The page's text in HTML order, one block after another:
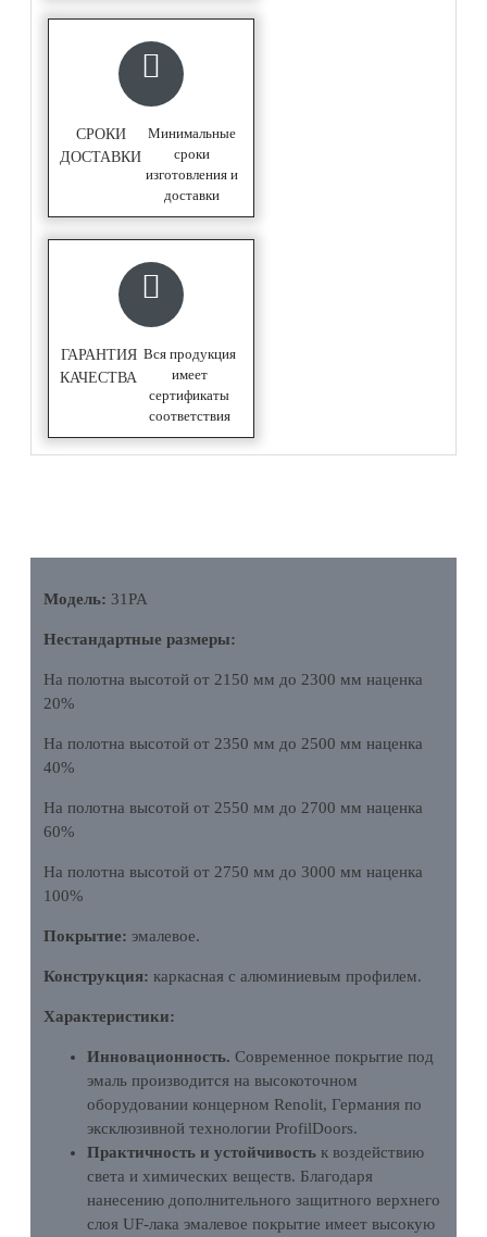
СРОКИ
ДОСТАВКИ
Минимальные
сроки
изготовления и
доставки
ГАРАНТИЯ
КАЧЕСТВА
Вся продукция
имеет
сертификаты
соответствия
Модель: 31PA
Нестандартные размеры:
На полотна высотой от 2150 мм до 2300 мм наценка
20%
На полотна высотой от 2350 мм до 2500 мм наценка
40%
На полотна высотой от 2550 мм до 2700 мм наценка
60%
На полотна высотой от 2750 мм до 3000 мм наценка
100%
Покрытие: эмалевое.
Конструкция: каркасная с алюминиевым профилем.
Характеристики:
Инновационность. Современное покрытие под
эмаль производится на высокоточном
оборудовании концерном Renolit, Германия по
эксклюзивной технологии ProfilDoors.
Практичность и устойчивость к воздействию
света и химических веществ. Благодаря
нанесению дополнительного защитного верхнего
слоя UF-лака эмалевое покрытие имеет высокую